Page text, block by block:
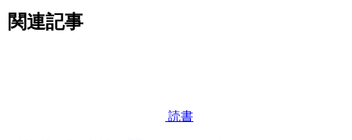
関連記事
読書